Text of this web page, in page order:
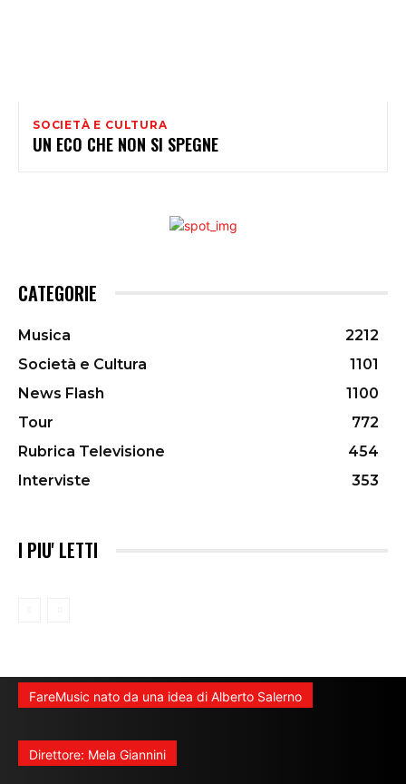
SOCIETÀ E CULTURA
UN ECO CHE NON SI SPEGNE
CATEGORIE
Musica
2212
Società e Cultura
1101
News Flash
1100
Tour
772
Rubrica Televisione
454
Interviste
353
I PIU' LETTI
FareMusic nato da una idea di Alberto Salerno
Direttore: Mela Giannini